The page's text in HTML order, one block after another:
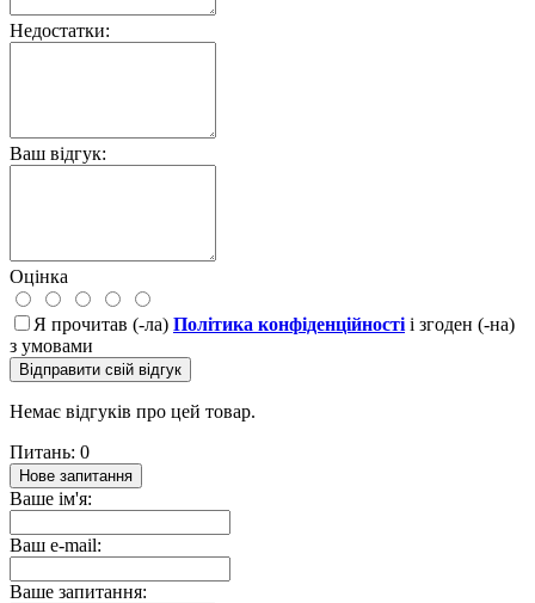
Недостатки:
Ваш відгук:
Оцінка
Я прочитав (-ла) Політика конфіденційності і згоден (-на)
з умовами
Відправити свій відгук
Немає відгуків про цей товар.
Питань: 0
Нове запитання
Ваше ім'я:
Ваш e-mail:
Ваше запитання: